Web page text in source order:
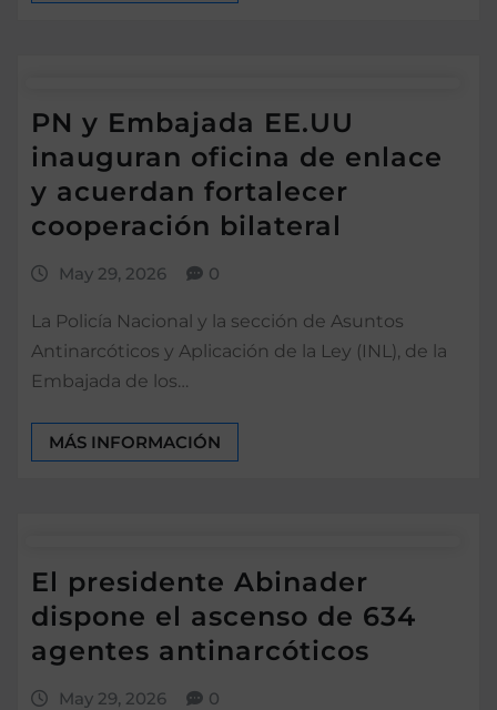
PN y Embajada EE.UU
inauguran oficina de enlace
y acuerdan fortalecer
cooperación bilateral
May 29, 2026 0
La Policía Nacional y la sección de Asuntos
Antinarcóticos y Aplicación de la Ley (INL), de la
Embajada de los…
MÁS INFORMACIÓN
El presidente Abinader
dispone el ascenso de 634
agentes antinarcóticos
May 29, 2026 0